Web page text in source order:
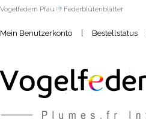
Vogelfedern Pfau Federblütenblätter
Mein Benutzerkonto | Bestellstatus